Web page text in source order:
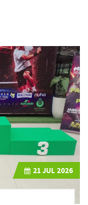
21 JUL 2026